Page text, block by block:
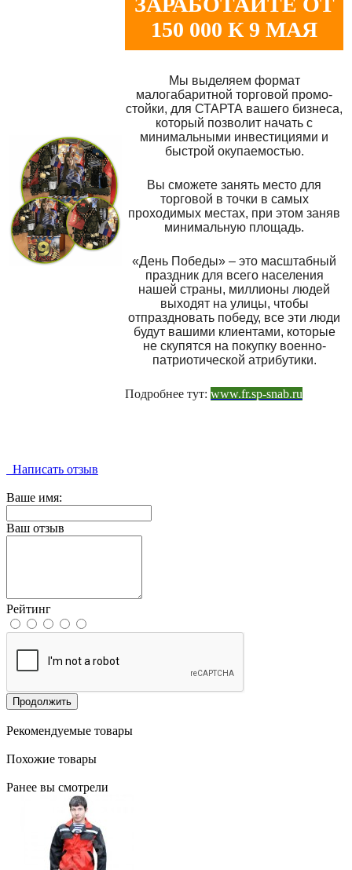
150 000 К 9 МАЯ
Мы выделяем формат
малогабаритной торговой промо-
стойки, для СТАРТА вашего бизнеса,
который позволит начать с
минимальными инвестициями и
быстрой окупаемостью.
Вы сможете занять место для
торговой в точки в самых
проходимых местах, при этом заняв
минимальную площадь.
«День Победы» – это масштабный
праздник для всего населения
нашей страны, миллионы людей
выходят на улицы, чтобы
отпраздновать победу, все эти люди
будут вашими клиентами, которые
не скупятся на покупку военно-
патриотической атрибутики.
Подробнее тут: www.fr.sp-snab.ru
Написать отзыв
Ваше имя:
Ваш отзыв
Рейтинг
Продолжить
Рекомендуемые товары
Похожие товары
Ранее вы смотрели